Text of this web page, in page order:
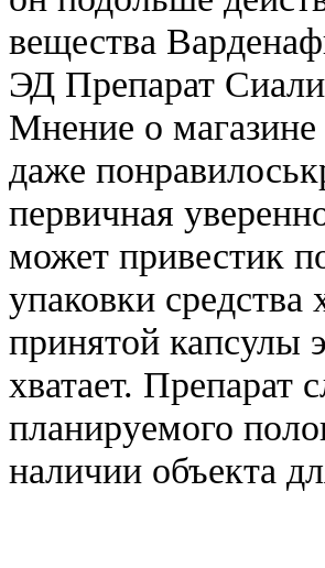
вещества
ЭД Препарат
Мнение о магазине
даже
первичная
может привестик
упаковки
принятой капсулы
хватает. Препарат
планируемого
наличии объекта